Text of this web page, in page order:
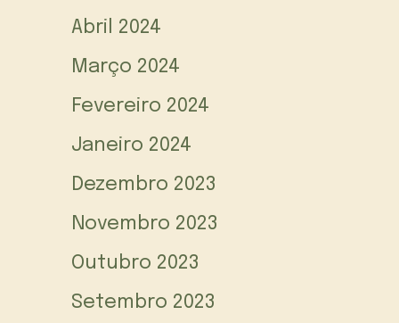
Abril 2024
Março 2024
Fevereiro 2024
Janeiro 2024
Dezembro 2023
Novembro 2023
Outubro 2023
Setembro 2023